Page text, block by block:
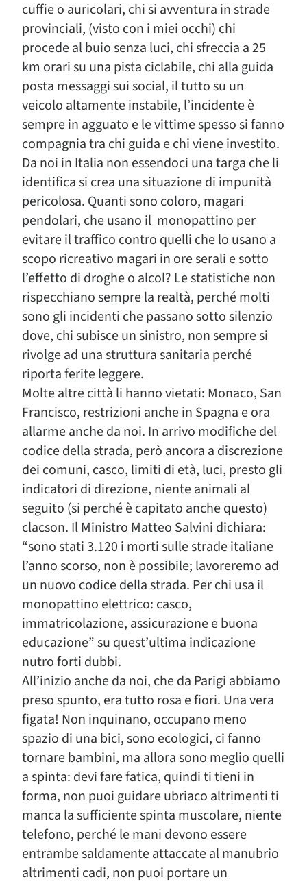
cuffie o auricolari, chi si avventura in strade
provinciali, (visto con i miei occhi) chi
procede al buio senza luci, chi sfreccia a 25
km orari su una pista ciclabile, chi alla guida
posta messaggi sui social, il tutto su un
veicolo altamente instabile, l’incidente è
sempre in agguato e le vittime spesso si fanno
compagnia tra chi guida e chi viene investito.
Da noi in Italia non essendoci una targa che li
identifica si crea una situazione di impunità
pericolosa. Quanti sono coloro, magari
pendolari, che usano il monopattino per
evitare il traffico contro quelli che lo usano a
scopo ricreativo magari in ore serali e sotto
l’effetto di droghe o alcol? Le statistiche non
rispecchiano sempre la realtà, perché molti
sono gli incidenti che passano sotto silenzio
dove, chi subisce un sinistro, non sempre si
rivolge ad una struttura sanitaria perché
riporta ferite leggere.
Molte altre città li hanno vietati: Monaco, San
Francisco, restrizioni anche in Spagna e ora
allarme anche da noi. In arrivo modifiche del
codice della strada, però ancora a discrezione
dei comuni, casco, limiti di età, luci, presto gli
indicatori di direzione, niente animali al
seguito (si perché è capitato anche questo)
clacson. Il Ministro Matteo Salvini dichiara:
“sono stati 3.120 i morti sulle strade italiane
l’anno scorso, non è possibile; lavoreremo ad
un nuovo codice della strada. Per chi usa il
monopattino elettrico: casco,
immatricolazione, assicurazione e buona
educazione” su quest’ultima indicazione
nutro forti dubbi.
All’inizio anche da noi, che da Parigi abbiamo
preso spunto, era tutto rosa e fiori. Una vera
figata! Non inquinano, occupano meno
spazio di una bici, sono ecologici, ci fanno
tornare bambini, ma allora sono meglio quelli
a spinta: devi fare fatica, quindi ti tieni in
forma, non puoi guidare ubriaco altrimenti ti
manca la sufficiente spinta muscolare, niente
telefono, perché le mani devono essere
entrambe saldamente attaccate al manubrio
altrimenti cadi, non puoi portare un